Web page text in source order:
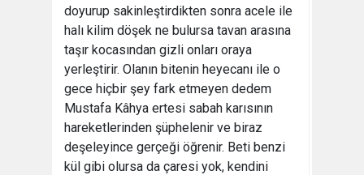
doyurup sakinleştirdikten sonra acele ile
halı kilim döşek ne bulursa tavan arasına
taşır kocasından gizli onları oraya
yerleştirir. Olanın bitenin heyecanı ile o
gece hiçbir şey fark etmeyen dedem
Mustafa Kâhya ertesi sabah karısının
hareketlerinden şüphelenir ve biraz
deşeleyince gerçeği öğrenir. Beti benzi
kül gibi olursa da çaresi yok, kendini